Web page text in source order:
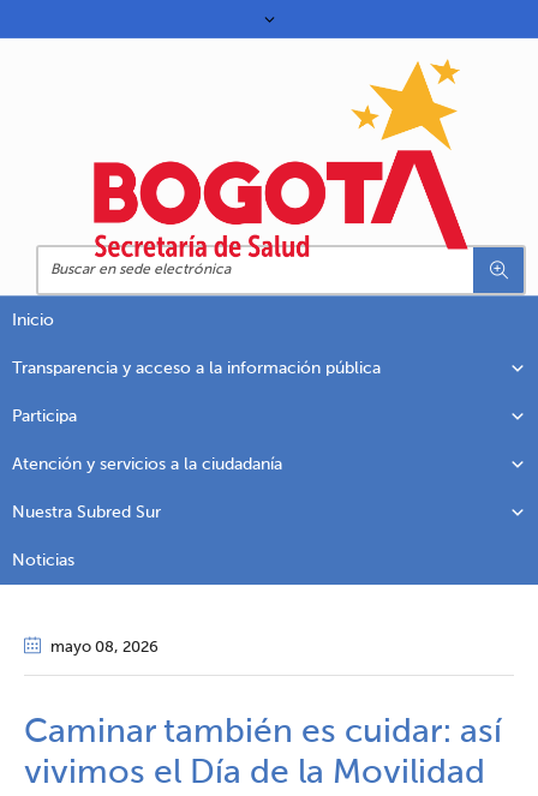
Inicio
Transparencia y acceso a la información pública
Participa
Atención y servicios a la ciudadanía
Nuestra Subred Sur
Noticias
mayo 08, 2026
Caminar también es cuidar: así
vivimos el Día de la Movilidad